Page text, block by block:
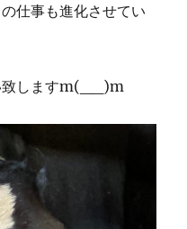
仕事も進化させてい
致しますm(__)m